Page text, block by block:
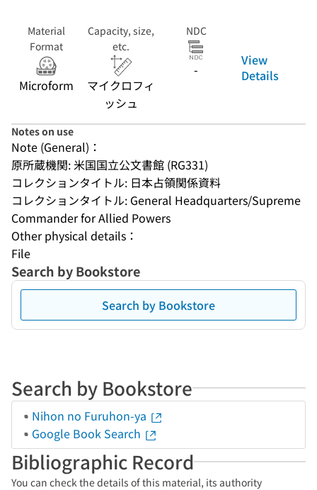
Material
Format
Microform
Capacity, size,
etc.
マイクロフィ
ッシュ
NDC
-
View
Details
Notes on use
Note (General)：
原所蔵機関: 米国国立公文書館 (RG331)
コレクションタイトル: 日本占領関係資料
コレクションタイトル: General Headquarters/Supreme
Commander for Allied Powers
Other physical details：
File
Search by Bookstore
Search by Bookstore
Search by Bookstore
Nihon no Furuhon-ya
Google Book Search
Bibliographic Record
You can check the details of this material, its authority